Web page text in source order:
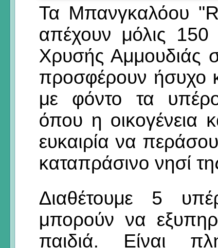
Τα Μπανγκαλόου
απέχουν μόλις
Χρυσής Αμμουδιάς
προσφέρουν ήσυχο
με φόντο τα
όπου η οικογένεια
ευκαιρία να
καταπράσινο νησί
Διαθέτουμε 5
μπορούν να
παιδιά. Είναι